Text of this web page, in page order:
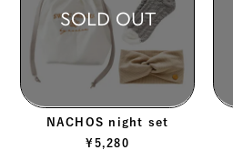
NACHOS night set
¥5,280
SOLD OUT